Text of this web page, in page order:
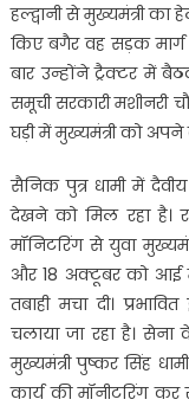
हल्द्वानी से मुख्यमंत्री
किए बगैर वह सड़क
बार उन्होंने ट्रैक्टर में
समूची सरकारी मशीनरी
घड़ी में मुख्यमंत्री को अपने
सैनिक पुत्र धामी में
देखने को मिल रहा है।
मॉनिटरिंग से युवा
और 18 अक्टूबर को आई
तबाही मचा दी।
चलाया जा रहा है।
मुख्यमंत्री पुष्कर सिंह
कार्य की मॉनीटरिंग